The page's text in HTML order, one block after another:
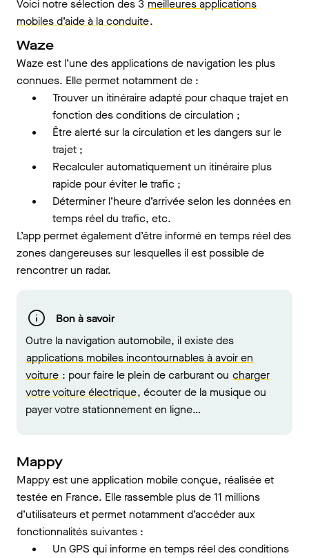
Voici notre sélection des 3 meilleures applications
mobiles d’aide à la conduite.
Waze
Waze est l’une des applications de navigation les plus
connues. Elle permet notamment de :
Trouver un itinéraire adapté pour chaque trajet en
fonction des conditions de circulation ;
Être alerté sur la circulation et les dangers sur le
trajet ;
Recalculer automatiquement un itinéraire plus
rapide pour éviter le trafic ;
Déterminer l’heure d’arrivée selon les données en
temps réel du trafic, etc.
L’app permet également d’être informé en temps réel des
zones dangereuses sur lesquelles il est possible de
rencontrer un radar.
Bon à savoir
Outre la navigation automobile, il existe des
applications mobiles incontournables à avoir en
voiture : pour faire le plein de carburant ou charger
votre voiture électrique, écouter de la musique ou
payer votre stationnement en ligne…
Mappy
Mappy est une application mobile conçue, réalisée et
testée en France. Elle rassemble plus de 11 millions
d’utilisateurs et permet notamment d’accéder aux
fonctionnalités suivantes :
Un GPS qui informe en temps réel des conditions